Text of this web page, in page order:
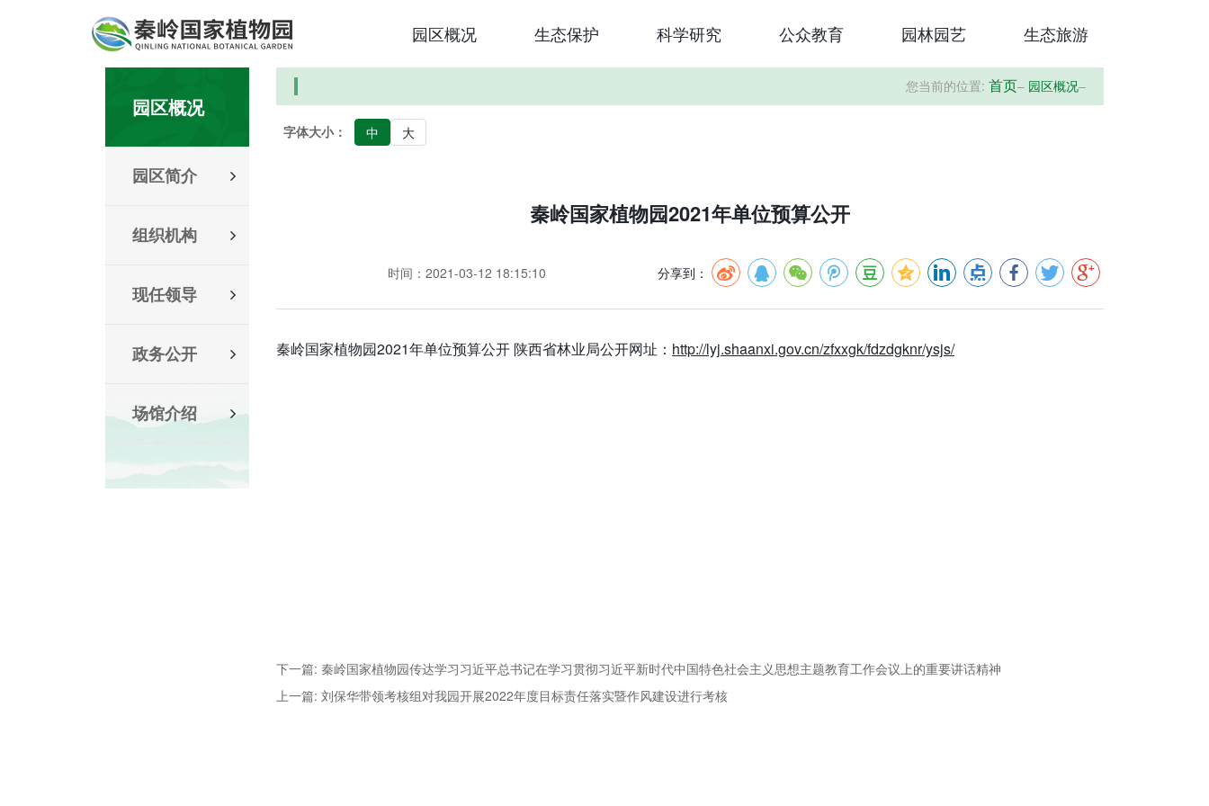
园区概况 生态保护 科学研究 公众教育 园林园艺 生态旅游
园区概况
园区简介
组织机构
现任领导
政务公开
场馆介绍
您当前的位置: 首页– 园区概况–
字体大小： 中 大
秦岭国家植物园2021年单位预算公开
时间：2021-03-12 18:15:10 分享到：
秦岭国家植物园2021年单位预算公开 陕西省林业局公开网址： http://lyj.shaanxi.gov.cn/zfxxgk/fdzdgknr/ysjs/
下一篇: 秦岭国家植物园传达学习习近平总书记在学习贯彻习近平新时代中国特色社会主义思想主题教育工作会议上的重要讲话精神
上一篇: 刘保华带领考核组对我园开展2022年度目标责任落实暨作风建设进行考核